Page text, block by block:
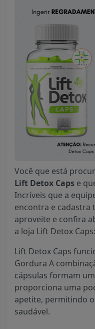
Você que está
Lift Detox Caps e
Incríveis que a
encontra e cadastra
aproveite e confira
a loja Lift Detox Caps:
Lift Detox Caps
Gordura A
cápsulas formam
proporciona uma
apetite, permitindo
saudável.